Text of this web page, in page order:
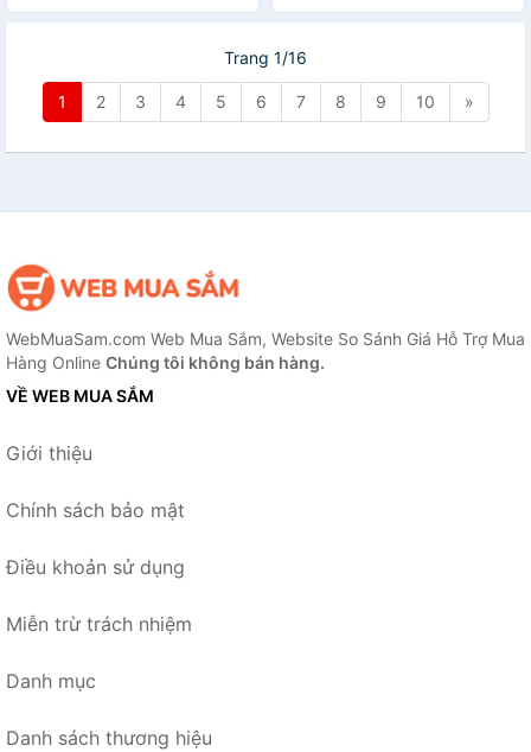
Trang 1/16
1 2 3 4 5 6 7 8 9 10 »
WebMuaSam.com Web Mua Sắm, Website So Sánh Giá Hỗ Trợ Mua
Hàng Online Chúng tôi không bán hàng.
VỀ WEB MUA SẮM
Giới thiệu
Chính sách bảo mật
Điều khoản sử dụng
Miễn trừ trách nhiệm
Danh mục
Danh sách thương hiệu